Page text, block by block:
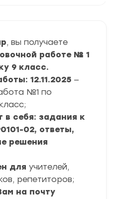
, вы получаете
работе № 1
9 класс.
12.11.2025 —
№1 по
в себя: задания к
02, ответы,
решения
для учителей,
репетиторов;
на почту